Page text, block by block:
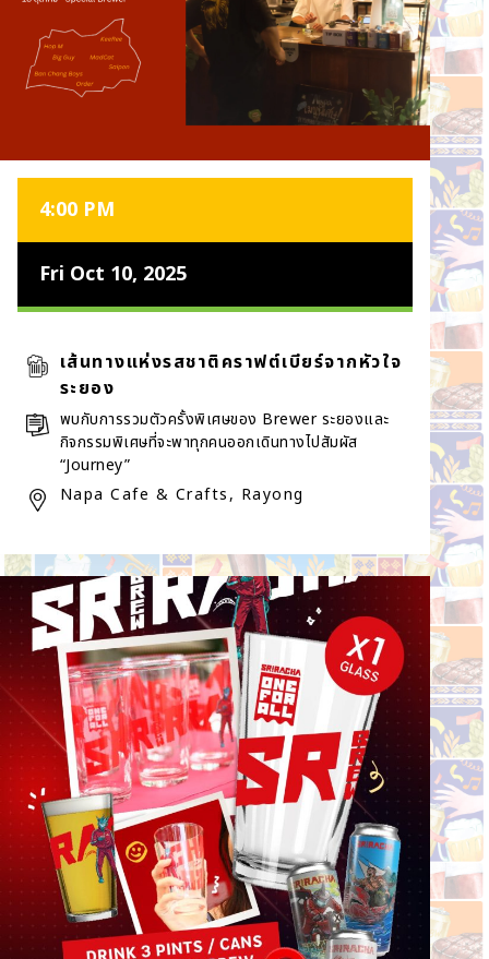
4:00 PM
Fri Oct 10, 2025
เส้นทางแห่งรสชาติคราฟต์เบียร์จากหัวใจ
ระยอง
พบกับการรวมตัวครั้งพิเศษของ Brewer ระยองและ
กิจกรรมพิเศษที่จะพาทุกคนออกเดินทางไปสัมผัส
“Journey”
Napa Cafe & Crafts, Rayong